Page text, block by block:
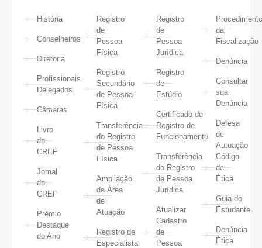
História
Conselheiros
Diretoria
Profissionais
Delegados
Câmaras
Livro
do
CREF
Jornal
do
CREF
Prêmio
Destaque
do Ano
Registro
de
Pessoa
Física
Registro
Secundário
de Pessoa
Física
Transferência
do Registro
de Pessoa
Física
Ampliação
da Área
de
Atuação
Registro de
Especialista
Registro
de
Pessoa
Jurídica
Registro
de
Estúdio
Certificado de
Registro de
Funcionamento
Transferência
do Registro
de Pessoa
Jurídica
Atualizar
Cadastro
de
Pessoa
da
Fiscalização
Denúncia
Consultar
sua
Denúncia
Defesa
de
Autuação
Código
de
Ética
Guia do
Estudante
Denúncia
Ética